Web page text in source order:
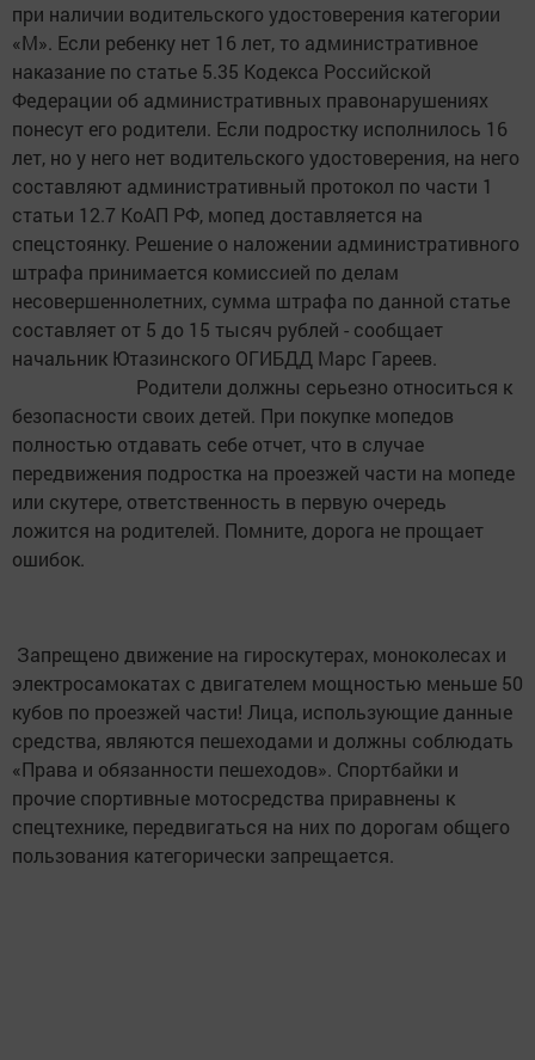
при наличии водительского удостоверения категории
«М». Если ребенку нет 16 лет, то административное
наказание по статье 5.35 Кодекса Российской
Федерации об административных правонарушениях
понесут его родители. Если подростку исполнилось 16
лет, но у него нет водительского удостоверения, на него
составляют административный протокол по части 1
статьи 12.7 КоАП РФ, мопед доставляется на
спецстоянку. Решение о наложении административного
штрафа принимается комиссией по делам
несовершеннолетних, сумма штрафа по данной статье
составляет от 5 до 15 тысяч рублей - сообщает
начальник Ютазинского ОГИБДД Марс Гареев.
Родители должны серьезно относиться к
безопасности своих детей. При покупке мопедов
полностью отдавать себе отчет, что в случае
передвижения подростка на проезжей части на мопеде
или скутере, ответственность в первую очередь
ложится на родителей. Помните, дорога не прощает
ошибок.
Запрещено движение на гироскутерах, моноколесах и
электросамокатах с двигателем мощностью меньше 50
кубов по проезжей части! Лица, использующие данные
средства, являются пешеходами и должны соблюдать
«Права и обязанности пешеходов». Спортбайки и
прочие спортивные мотосредства приравнены к
спецтехнике, передвигаться на них по дорогам общего
пользования категорически запрещается.